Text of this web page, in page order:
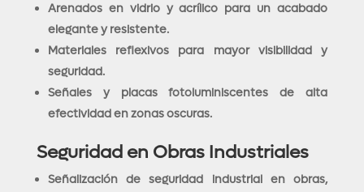
Arenados en vidrio y acrílico para un acabado
elegante y resistente.
Materiales reflexivos para mayor visibilidad y
seguridad.
Señales y placas fotoluminiscentes de alta
efectividad en zonas oscuras.
Seguridad en Obras Industriales
Señalización de seguridad industrial en obras,